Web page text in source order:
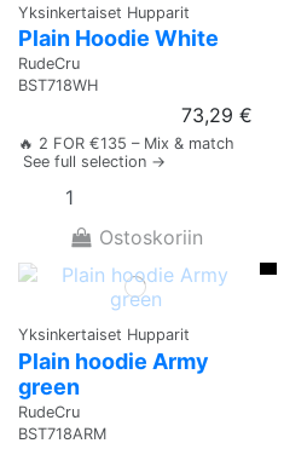
Yksinkertaiset Hupparit
Plain Hoodie White
RudeCru
BST718WH
73,29 €
🔥 2 FOR €135 – Mix & match
See full selection →
Ostoskoriin
Yksinkertaiset Hupparit
Plain hoodie Army
green
RudeCru
BST718ARM